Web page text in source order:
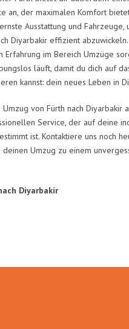
an, der maximalen Komfort
Ausstattung und Fahrzeuge,
Diyarbakir effizient
Erfahrung im Bereich Umzüge
läuft, damit du dich auf
kannst: dein neues Leben in
von Fürth nach Diyarbakir
Service, der auf deine
ist. Kontaktiere uns noch
deinen Umzug zu einem
Diyarbakir